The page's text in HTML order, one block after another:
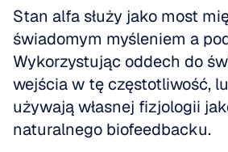
Stan alfa służy jako most
świadomym myśleniem a
Wykorzystując oddech do
wejścia w tę częstotliwość,
używają własnej fizjologii
naturalnego biofeedbacku.